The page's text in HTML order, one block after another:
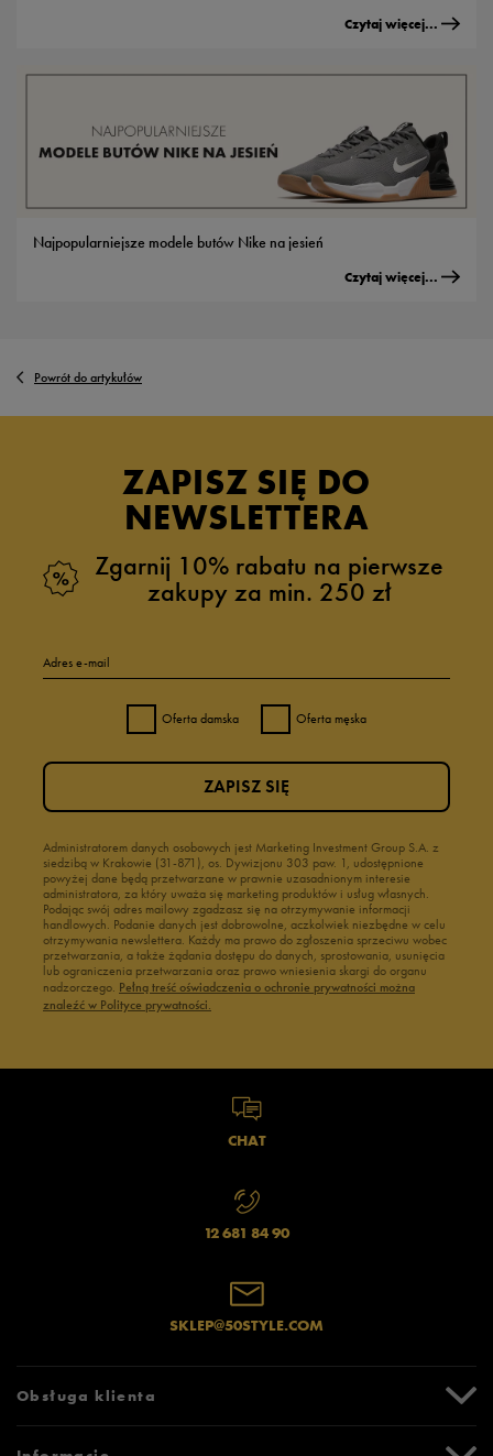
Czytaj więcej...
Najpopularniejsze modele butów Nike na jesień
Czytaj więcej...
Powrót do artykułów
ZAPISZ SIĘ DO
NEWSLETTERA
Zgarnij 10% rabatu na pierwsze
zakupy za min. 250 zł
Adres e-mail
Oferta damska Oferta męska
Administratorem danych osobowych jest Marketing Investment Group S.A. z
siedzibą w Krakowie (31-871), os. Dywizjonu 303 paw. 1, udostępnione
powyżej dane będą przetwarzane w prawnie uzasadnionym interesie
administratora, za który uważa się marketing produktów i usług własnych.
Podając swój adres mailowy zgadzasz się na otrzymywanie informacji
handlowych. Podanie danych jest dobrowolne, aczkolwiek niezbędne w celu
otrzymywania newslettera. Każdy ma prawo do zgłoszenia sprzeciwu wobec
przetwarzania, a także żądania dostępu do danych, sprostowania, usunięcia
lub ograniczenia przetwarzania oraz prawo wniesienia skargi do organu
nadzorczego. Pełną treść oświadczenia o ochronie prywatności można
znaleźć w Polityce prywatności.
ZAPISZ SIĘ
CHAT
12 681 84 90
SKLEP@50STYLE.COM
Obsługa klienta